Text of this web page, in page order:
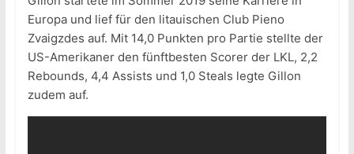
Europa und lief für den litauischen Club Pieno
Zvaigzdes auf. Mit 14,0 Punkten pro Partie stellte der
US-Amerikaner den fünftbesten Scorer der LKL, 2,2
Rebounds, 4,4 Assists und 1,0 Steals legte Gillon
zudem auf.